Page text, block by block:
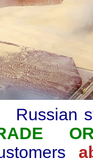
Russian